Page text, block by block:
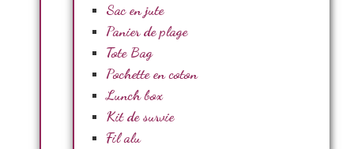
Sac en jute
Panier de plage
Tote Bag
Pochette en coton
Lunch box
Kit de survie
Fil alu